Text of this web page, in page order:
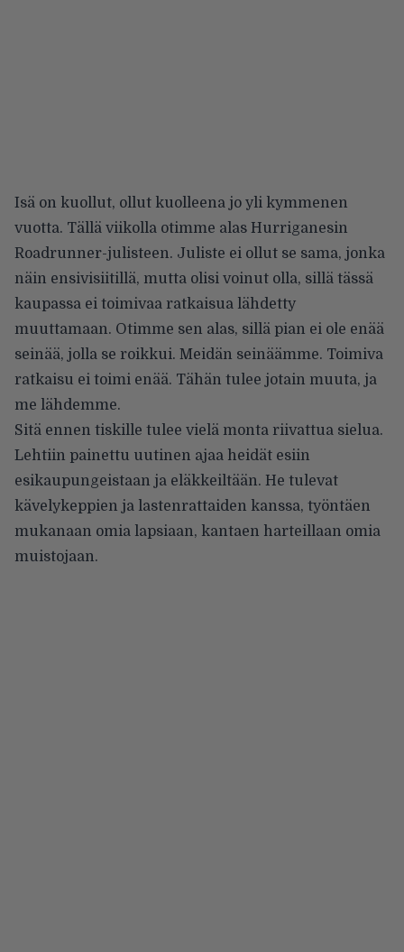
Isä on kuollut, ollut kuolleena jo yli kymmenen
vuotta. Tällä viikolla otimme alas Hurriganesin
Roadrunner-julisteen. Juliste ei ollut se sama, jonka
näin ensivisiitillä, mutta olisi voinut olla, sillä tässä
kaupassa ei toimivaa ratkaisua lähdetty
muuttamaan. Otimme sen alas, sillä pian ei ole enää
seinää, jolla se roikkui. Meidän seinäämme. Toimiva
ratkaisu ei toimi enää. Tähän tulee jotain muuta, ja
me lähdemme.
Sitä ennen tiskille tulee vielä monta riivattua sielua.
Lehtiin painettu uutinen ajaa heidät esiin
esikaupungeistaan ja eläkkeiltään. He tulevat
kävelykeppien ja lastenrattaiden kanssa, työntäen
mukanaan omia lapsiaan, kantaen harteillaan omia
muistojaan.